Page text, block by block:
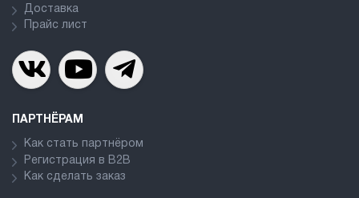
Доставка
Прайс лист
ПАРТНЁРАМ
Как стать партнёром
Регистрация в В2В
Как сделать заказ